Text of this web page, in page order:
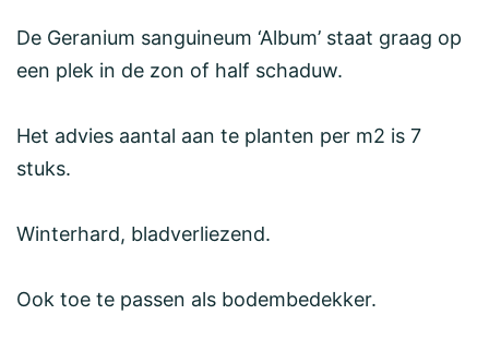
De Geranium sanguineum ‘Album’ staat graag op
een plek in de zon of half schaduw.
Het advies aantal aan te planten per m2 is 7
stuks.
Winterhard, bladverliezend.
Ook toe te passen als bodembedekker.